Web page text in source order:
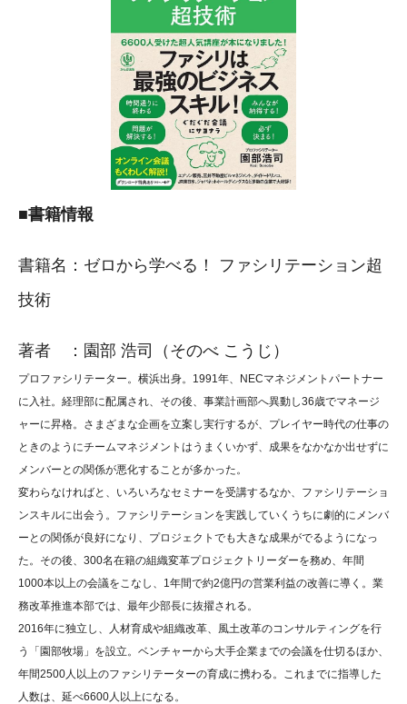
■書籍情報
書籍名：ゼロから学べる！ ファシリテーション超
技術
著者 ：園部 浩司（そのべ こうじ）
プロファシリテーター。横浜出身。1991年、NECマネジメントパートナー
に入社。経理部に配属され、その後、事業計画部へ異動し36歳でマネージ
ャーに昇格。さまざまな企画を立案し実行するが、プレイヤー時代の仕事の
ときのようにチームマネジメントはうまくいかず、成果をなかなか出せずに
メンバーとの関係が悪化することが多かった。
変わらなければと、いろいろなセミナーを受講するなか、ファシリテーショ
ンスキルに出会う。ファシリテーションを実践していくうちに劇的にメンバ
ーとの関係が良好になり、プロジェクトでも大きな成果がでるようになっ
た。その後、300名在籍の組織変革プロジェクトリーダーを務め、年間
1000本以上の会議をこなし、1年間で約2億円の営業利益の改善に導く。業
務改革推進本部では、最年少部長に抜擢される。
2016年に独立し、人材育成や組織改革、風土改革のコンサルティングを行
う「園部牧場」を設立。ベンチャーから大手企業までの会議を仕切るほか、
年間2500人以上のファシリテーターの育成に携わる。これまでに指導した
人数は、延べ6600人以上になる。